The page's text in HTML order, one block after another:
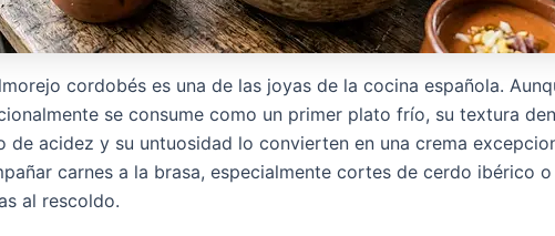
cordobés es una de las joyas de la cocina española.
se consume como un primer plato frío, su textura
de acidez y su untuosidad lo convierten en una crema
carnes a la brasa, especialmente cortes de cerdo ibérico
al rescoldo.